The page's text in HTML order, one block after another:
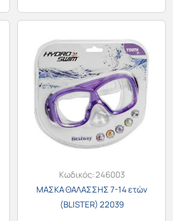
Κωδικός:246003
ΜΑΣΚΑ ΘΑΛΑΣΣΗΣ 7-14 ετών
(BLISTER) 22039